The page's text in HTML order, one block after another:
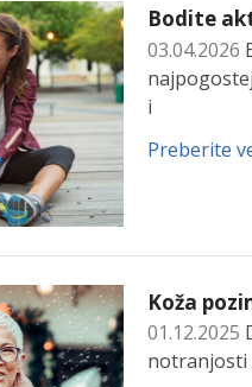
Bodite
03.04.2026
i
Preberite
Koža
01.12.2025
notranjosti